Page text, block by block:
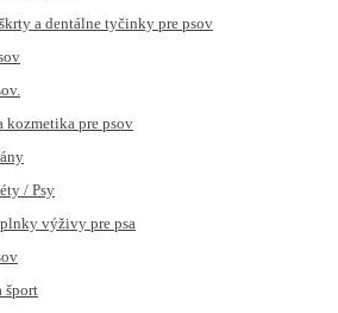
a dentálne tyčinky pre psov
kozmetika pre psov
/ Psy
výživy pre psa
šport